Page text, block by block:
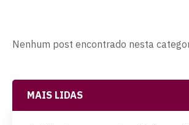
Nenhum post encontrado nesta
MAIS LIDAS